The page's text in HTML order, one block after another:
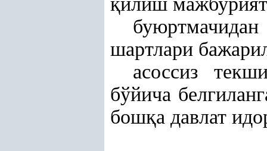
шартлари
асоссиз
бўйича
бошқа давлат